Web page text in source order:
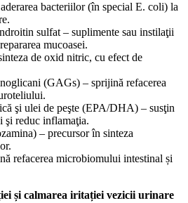
bacteriilor (în special E. coli) la
sulfat – suplimente sau instilaţii
mucoasei.
de oxid nitric, cu efect de
(GAGs) – sprijină refacerea
şi ulei de peşte (EPA/DHA) – susţin
şi reduc inflamaţia.
– precursor în sinteza
refacerea microbiomului intestinal și
și calmarea iritației vezicii urinare